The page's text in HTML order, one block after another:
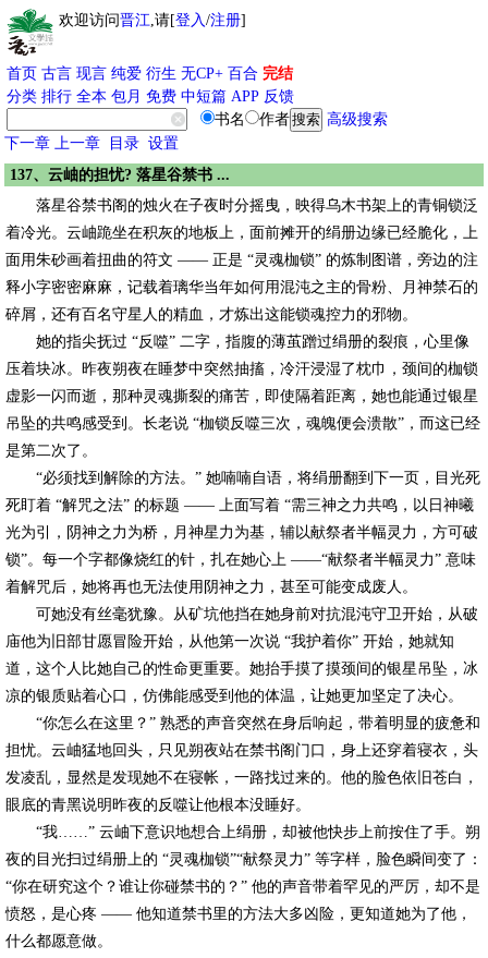
欢迎访问晋江,请[登入/注册]
首页 古言 现言 纯爱 衍生 无CP+ 百合 完结
分类 排行 全本 包月 免费 中短篇 APP 反馈
书名
作者
高级搜索
下一章 上一章 目录 设置
137、云岫的担忧? 落星谷禁书 ...
落星谷禁书阁的烛火在子夜时分摇曳，映得乌木书架上的青铜锁泛
着冷光。云岫跪坐在积灰的地板上，面前摊开的绢册边缘已经脆化，上
面用朱砂画着扭曲的符文 —— 正是 “灵魂枷锁” 的炼制图谱，旁边的注
释小字密密麻麻，记载着璃华当年如何用混沌之主的骨粉、月神禁石的
碎屑，还有百名守星人的精血，才炼出这能锁魂控力的邪物。
她的指尖抚过 “反噬” 二字，指腹的薄茧蹭过绢册的裂痕，心里像
压着块冰。昨夜朔夜在睡梦中突然抽搐，冷汗浸湿了枕巾，颈间的枷锁
虚影一闪而逝，那种灵魂撕裂的痛苦，即使隔着距离，她也能通过银星
吊坠的共鸣感受到。长老说 “枷锁反噬三次，魂魄便会溃散”，而这已经
是第二次了。
“必须找到解除的方法。” 她喃喃自语，将绢册翻到下一页，目光死
死盯着 “解咒之法” 的标题 —— 上面写着 “需三神之力共鸣，以日神曦
光为引，阴神之力为桥，月神星力为基，辅以献祭者半幅灵力，方可破
锁”。每一个字都像烧红的针，扎在她心上 ——“献祭者半幅灵力” 意味
着解咒后，她将再也无法使用阴神之力，甚至可能变成废人。
可她没有丝毫犹豫。从矿坑他挡在她身前对抗混沌守卫开始，从破
庙他为旧部甘愿冒险开始，从他第一次说 “我护着你” 开始，她就知
道，这个人比她自己的性命更重要。她抬手摸了摸颈间的银星吊坠，冰
凉的银质贴着心口，仿佛能感受到他的体温，让她更加坚定了决心。
“你怎么在这里？” 熟悉的声音突然在身后响起，带着明显的疲惫和
担忧。云岫猛地回头，只见朔夜站在禁书阁门口，身上还穿着寝衣，头
发凌乱，显然是发现她不在寝帐，一路找过来的。他的脸色依旧苍白，
眼底的青黑说明昨夜的反噬让他根本没睡好。
“我……” 云岫下意识地想合上绢册，却被他快步上前按住了手。朔
夜的目光扫过绢册上的 “灵魂枷锁”“献祭灵力” 等字样，脸色瞬间变了：
“你在研究这个？谁让你碰禁书的？” 他的声音带着罕见的严厉，却不是
愤怒，是心疼 —— 他知道禁书里的方法大多凶险，更知道她为了他，
什么都愿意做。